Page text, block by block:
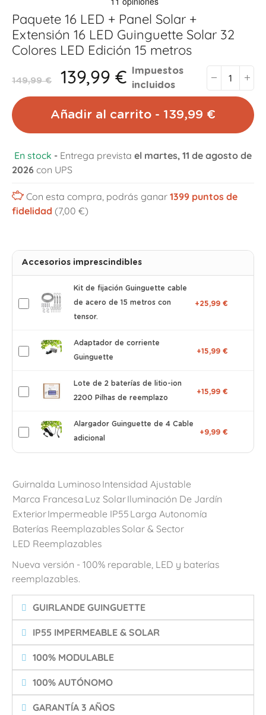
Paquete 16 LED + Panel Solar +
Extensión 16 LED Guinguette Solar 32
Colores LED Edición 15 metros
149,99 € 139,99 €
Impuestos
incluidos
Añadir al carrito - 139,99 €
En stock - Entrega prevista el martes, 11 de agosto de
2026 con UPS
Con esta compra, podrás ganar 1399puntos de
fidelidad (7,00 €)
Accesorios imprescindibles
Kit de fijación Guinguette cable
de acero de 15 metros con
tensor.
+25,99 €
Adaptador de corriente
Guinguette
+15,99 €
Lote de 2 baterías de litio-ion
2200 Pilhas de reemplazo
+15,99 €
Alargador Guinguette de 4 Cable
adicional
+9,99 €
Guirnalda Luminoso Intensidad Ajustable
Marca Francesa Luz SolarIluminación De Jardín
ExteriorImpermeable IP55 Larga Autonomía
Baterías ReemplazablesSolar & Sector
LED Reemplazables
Nueva versión - 100% reparable, LED y baterías
reemplazables.
GUIRLANDE GUINGUETTE
IP55 IMPERMEABLE & SOLAR
100% MODULABLE
100% AUTÓNOMO
GARANTÍA 3 AÑOS